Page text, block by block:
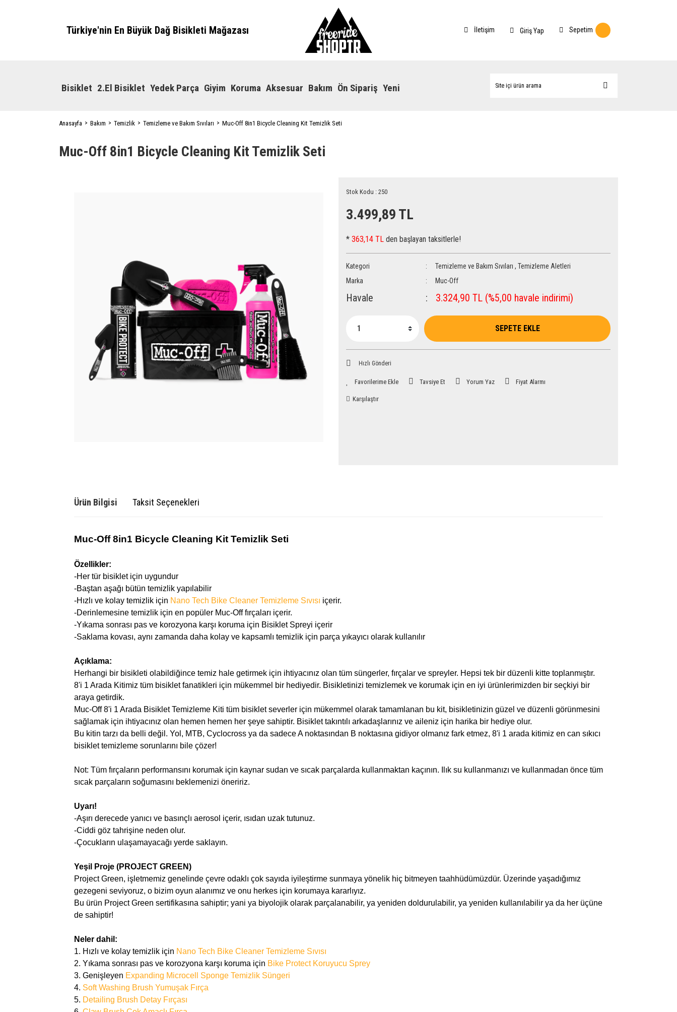
Türkiye'nin En Büyük Dağ Bisikleti Mağazası İletişim Giriş Yap Sepetim
Bisiklet 2.El Bisiklet Yedek Parça Giyim Koruma Aksesuar Bakım Ön Sipariş Yeni
Anasayfa Bakım Temizlik Temizleme ve Bakım Sıvıları Muc-Off 8in1 Bicycle Cleaning Kit Temizlik Seti
Muc-Off 8in1 Bicycle Cleaning Kit Temizlik Seti
Stok Kodu : 250
3.499,89 TL
* 363,14 TL den başlayan taksitlerle!
Kategori Temizleme ve Bakım Sıvıları , Temizleme Aletleri
Marka
Muc-Off
Havale 3.324,90 TL (%5,00 havale indirimi)
SEPETE EKLE
Hızlı Gönderi
Tavsiye Et Yorum Yaz Fiyat Alarmı
Karşılaştır
Ürün Bilgisi Taksit Seçenekleri
Muc-Off 8in1 Bicycle Cleaning Kit Temizlik Seti
Özellikler:
-Her tür bisiklet için uygundur
-Baştan aşağı bütün temizlik yapılabilir
-Hızlı ve kolay temizlik için Nano Tech Bike Cleaner Temizleme Sıvısı içerir.
-Derinlemesine temizlik için en popüler Muc-Off fırçaları içerir.
-Yıkama sonrası pas ve korozyona karşı koruma için Bisiklet Spreyi içerir
-Saklama kovası, aynı zamanda daha kolay ve kapsamlı temizlik için parça yıkayıcı olarak kullanılır
Açıklama:
Herhangi bir bisikleti olabildiğince temiz hale getirmek için ihtiyacınız olan tüm süngerler, fırçalar ve spreyler. Hepsi tek bir düzenli kitte toplanmıştır.
8'i 1 Arada Kitimiz tüm bisiklet fanatikleri için mükemmel bir hediyedir. Bisikletinizi temizlemek ve korumak için en iyi ürünlerimizden bir seçkiyi bir
araya getirdik.
Muc-Off 8'i 1 Arada Bisiklet Temizleme Kiti tüm bisiklet severler için mükemmel olarak tamamlanan bu kit, bisikletinizin güzel ve düzenli görünmesini
sağlamak için ihtiyacınız olan hemen hemen her şeye sahiptir. Bisiklet takıntılı arkadaşlarınız ve aileniz için harika bir hediye olur.
Bu kitin tarzı da belli değil. Yol, MTB, Cyclocross ya da sadece A noktasından B noktasına gidiyor olmanız fark etmez, 8'i 1 arada kitimiz en can sıkıcı
bisiklet temizleme sorunlarını bile çözer!
Not: Tüm fırçaların performansını korumak için kaynar sudan ve sıcak parçalarda kullanmaktan kaçının. Ilık su kullanmanızı ve kullanmadan önce tüm
sıcak parçaların soğumasını beklemenizi öneririz.
Uyarı!
-Aşırı derecede yanıcı ve basınçlı aerosol içerir, ısıdan uzak tutunuz.
-Ciddi göz tahrişine neden olur.
-Çocukların ulaşamayacağı yerde saklayın.
Yeşil Proje (PROJECT GREEN)
Project Green, işletmemiz genelinde çevre odaklı çok sayıda iyileştirme sunmaya yönelik hiç bitmeyen taahhüdümüzdür. Üzerinde yaşadığımız
gezegeni seviyoruz, o bizim oyun alanımız ve onu herkes için korumaya kararlıyız.
Bu ürün Project Green sertifikasına sahiptir; yani ya biyolojik olarak parçalanabilir, ya yeniden doldurulabilir, ya yeniden kullanılabilir ya da her üçüne
de sahiptir!
Neler dahil:
1. Hızlı ve kolay temizlik için Nano Tech Bike Cleaner Temizleme Sıvısı
2. Yıkama sonrası pas ve korozyona karşı koruma için Bike Protect Koruyucu Sprey
3. Genişleyen Expanding Microcell Sponge Temizlik Süngeri
4. Soft Washing Brush Yumuşak Fırça
5. Detailing Brush Detay Fırçası